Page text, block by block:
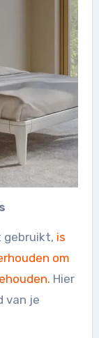
gebruikt, is
om
Hier
van je